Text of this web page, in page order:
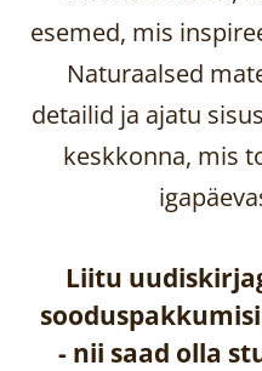
esemed, mis
Naturaalsed
detailid ja ajatu
keskkonna, mis
Liitu
- nii saad olla